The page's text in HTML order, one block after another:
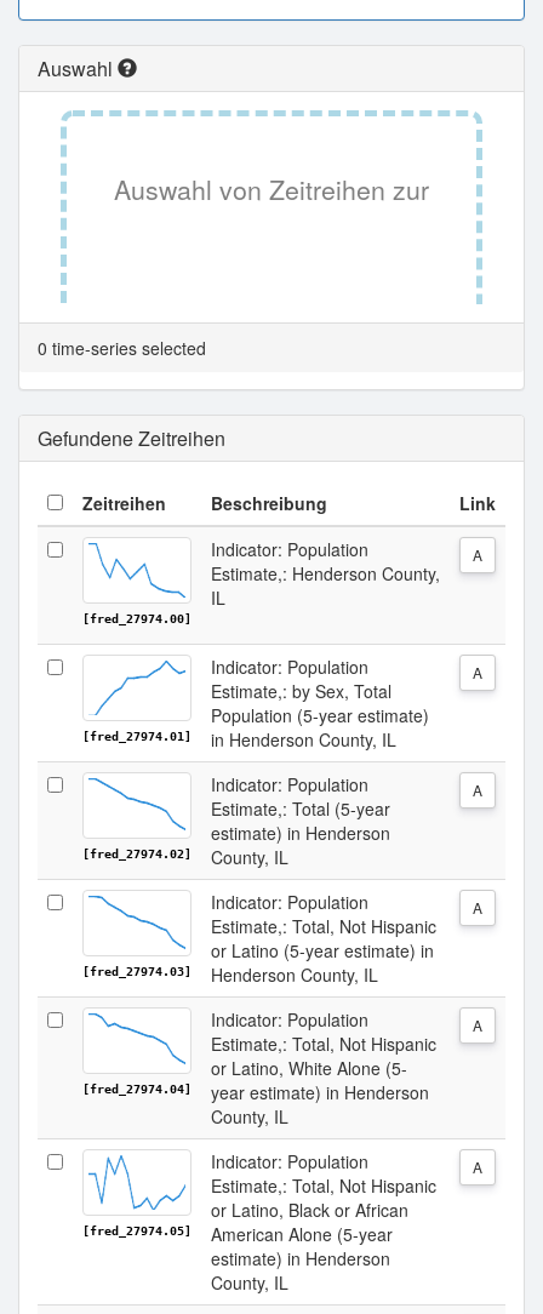
Auswahl
Auswahl von Zeitreihen zur
Tabellenansicht.
0 time-series selected
Gefundene Zeitreihen
Zeitreihen Beschreibung Link
[fred_27974.00]
Indicator: Population
Estimate,: Henderson County,
IL
A
[fred_27974.01]
Indicator: Population
Estimate,: by Sex, Total
Population (5-year estimate)
in Henderson County, IL
A
[fred_27974.02]
Indicator: Population
Estimate,: Total (5-year
estimate) in Henderson
County, IL
A
[fred_27974.03]
Indicator: Population
Estimate,: Total, Not Hispanic
or Latino (5-year estimate) in
Henderson County, IL
A
[fred_27974.04]
Indicator: Population
Estimate,: Total, Not Hispanic
or Latino, White Alone (5-
year estimate) in Henderson
County, IL
A
[fred_27974.05]
Indicator: Population
Estimate,: Total, Not Hispanic
or Latino, Black or African
American Alone (5-year
estimate) in Henderson
County, IL
A